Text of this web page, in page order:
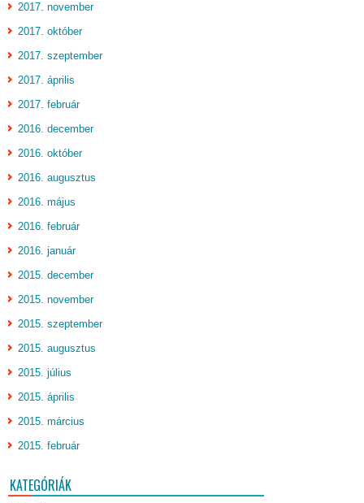
2017. november
2017. október
2017. szeptember
2017. április
2017. február
2016. december
2016. október
2016. augusztus
2016. május
2016. február
2016. január
2015. december
2015. november
2015. szeptember
2015. augusztus
2015. július
2015. április
2015. március
2015. február
KATEGÓRIÁK